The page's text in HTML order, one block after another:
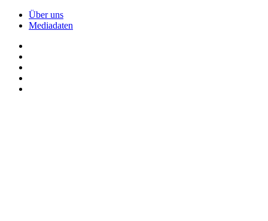
Über uns
Mediadaten